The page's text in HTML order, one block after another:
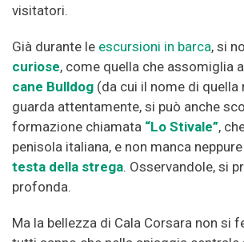
visitatori.
Già durante le escursioni in barca, si
curiose, come quella che assomiglia
cane Bulldog (da cui il nome di quella
guarda attentamente, si può anche
formazione chiamata “Lo Stivale”,
penisola italiana, e non manca
testa della strega. Osservandole, si
profonda.
Ma la bellezza di Cala Corsara non si